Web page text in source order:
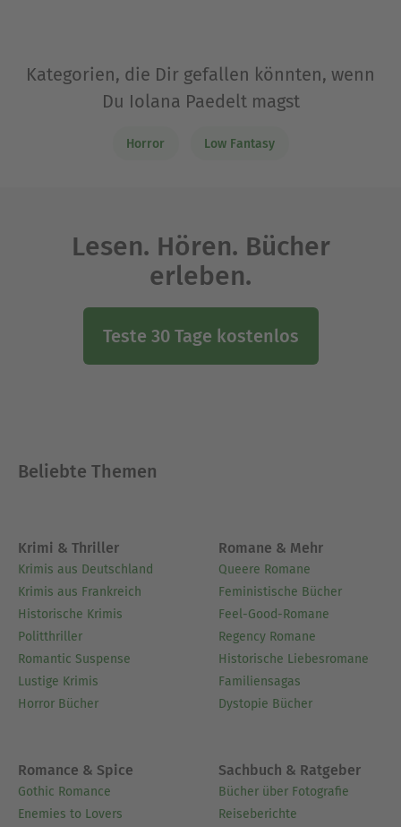
Kategorien, die Dir gefallen könnten, wenn
Du Iolana Paedelt magst
Horror Low Fantasy
Lesen. Hören. Bücher
erleben.
Teste 30 Tage kostenlos
Beliebte Themen
Krimi & Thriller
Krimis aus Deutschland
Krimis aus Frankreich
Historische Krimis
Politthriller
Romantic Suspense
Lustige Krimis
Horror Bücher
Romane & Mehr
Queere Romane
Feministische Bücher
Feel-Good-Romane
Regency Romane
Historische Liebesromane
Familiensagas
Dystopie Bücher
Romance & Spice
Gothic Romance
Enemies to Lovers
Sachbuch & Ratgeber
Bücher über Fotografie
Reiseberichte